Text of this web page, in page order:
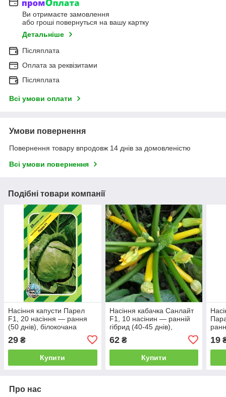
Ви отримаєте замовлення
або гроші повернуться на вашу картку
Детальніше
Післяплата
Оплата за реквізитами
Післяплата
Всі умови оплати
Умови повернення
Повернення товару впродовж 14 днів за домовленістю
Всі умови повернення
Подібні товари компанії
Насіння капусти Парел
F1, 20 насіння — рання
(50 днів), білокочана
29 ₴
Купити
Насіння кабачка Санлайт
F1, 10 насінин — ранній
гібрид (40-45 днів),
62₴
Купити
19
Про нас